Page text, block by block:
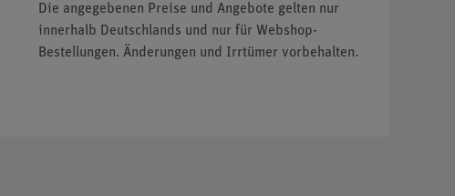
Die angegebenen Preise und Angebote gelten nur
innerhalb Deutschlands und nur für Webshop-
Bestellungen. Änderungen und Irrtümer vorbehalten.